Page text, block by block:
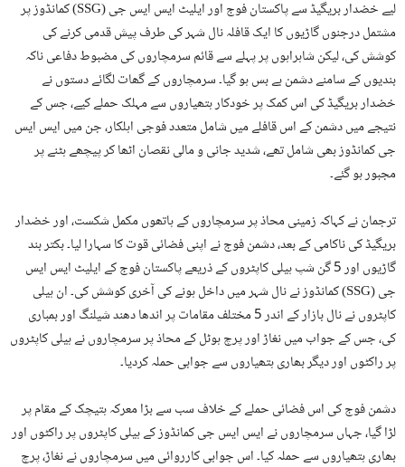
لیے خضدار بریگیڈ سے پاکستان فوج اور ایلیٹ ایس ایس جی (SSG) کمانڈوز پر
مشتمل درجنوں گاڑیوں کا ایک قافلہ نال شہر کی طرف پیش قدمی کرنے کی
کوشش کی، لیکن شاہراہوں پر پہلے سے قائم سرمچاروں کی مضبوط دفاعی ناکہ
بندیوں کے سامنے دشمن بے بس ہو گیا۔ سرمچاروں کے گھات لگائے دستوں نے
خضدار بریگیڈ کی اس کمک پر خودکار ہتھیاروں سے مہلک حملے کیے، جس کے
نتیجے میں دشمن کے اس قافلے میں شامل متعدد فوجی اہلکار، جن میں ایس ایس
جی کمانڈوز بھی شامل تھے، شدید جانی و مالی نقصان اٹھا کر پیچھے ہٹنے پر
مجبور ہو گئے۔
ترجمان نے کہاکہ زمینی محاذ پر سرمچاروں کے ہاتھوں مکمل شکست، اور خضدار
بریگیڈ کی ناکامی کے بعد، دشمن فوج نے اپنی فضائی قوت کا سہارا لیا۔ بکتر بند
گاڑیوں اور 5 گن شپ ہیلی کاپٹروں کے ذریعے پاکستان فوج کے ایلیٹ ایس ایس
جی (SSG) کمانڈوز نے نال شہر میں داخل ہونے کی آخری کوشش کی۔ ان ہیلی
کاپٹروں نے نال بازار کے اندر 5 مختلف مقامات پر اندھا دھند شیلنگ اور بمباری
کی، جس کے جواب میں نغاڑ اور پرچ ہوٹل کے محاذ پر سرمچاروں نے ہیلی کاپٹروں
پر راکٹوں اور دیگر بھاری ہتھیاروں سے جوابی حملہ کردیا۔
دشمن فوج کی اس فضائی حملے کے خلاف سب سے بڑا معرکہ ہتیچک کے مقام پر
لڑا گیا، جہاں سرمچاروں نے ایس ایس جی کمانڈوز کے ہیلی کاپٹروں پر راکٹوں اور
بھاری ہتھیاروں سے حملہ کیا۔ اس جوابی کارروائی میں سرمچاروں نے نغاڑ، پرچ